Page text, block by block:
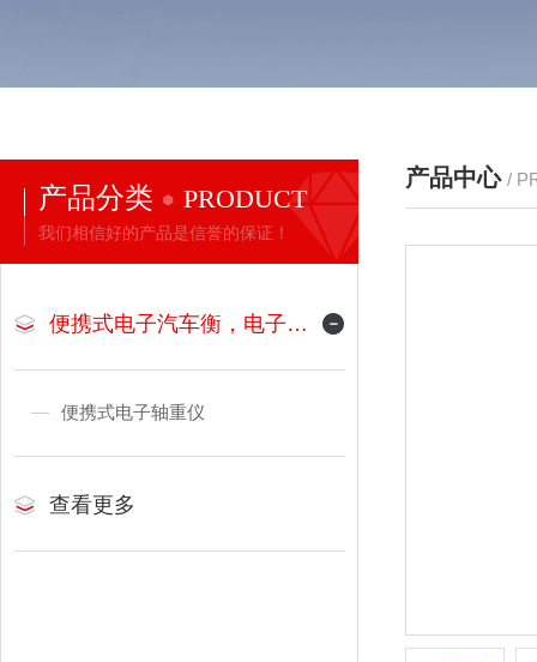
产品分类 PRODUCT
我们相信好的产品是信誉的保证！
便携式电子汽车衡，电子地磅
便携式电子轴重仪
查看更多
产品中心 /